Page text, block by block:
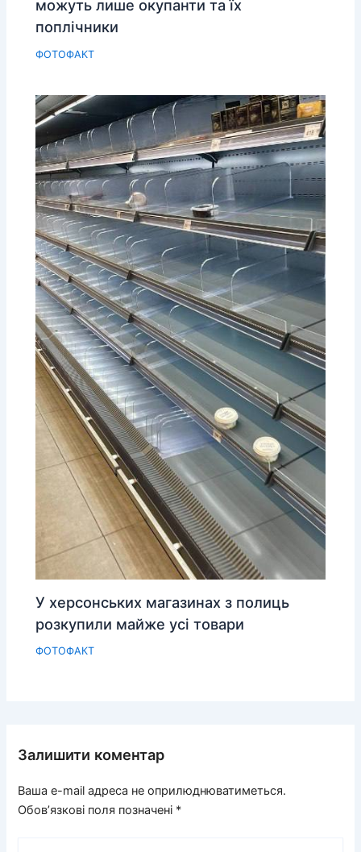
можуть лише окупанти та їх
поплічники
ФОТОФАКТ
У херсонських магазинах з полиць
розкупили майже усі товари
ФОТОФАКТ
Залишити коментар
Ваша e-mail адреса не оприлюднюватиметься.
Обов’язкові поля позначені *